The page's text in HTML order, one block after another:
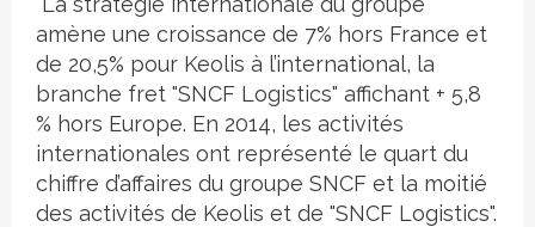
amène une croissance de 7% hors France et
de 20,5% pour Keolis à l’international, la
branche fret "SNCF Logistics" affichant + 5,8
% hors Europe. En 2014, les activités
internationales ont représenté le quart du
chiffre d’affaires du groupe SNCF et la moitié
des activités de Keolis et de "SNCF Logistics".